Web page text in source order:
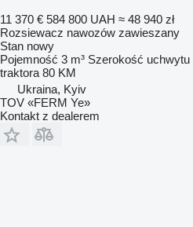
11 370 € 584 800 UAH ≈ 48 940 zł
Rozsiewacz nawozów zawieszany
Stan nowy
Pojemność 3 m³ Szerokość uchwytu
traktora 80 KM
Ukraina, Kyiv
TOV «FERM Ye»
Kontakt z dealerem